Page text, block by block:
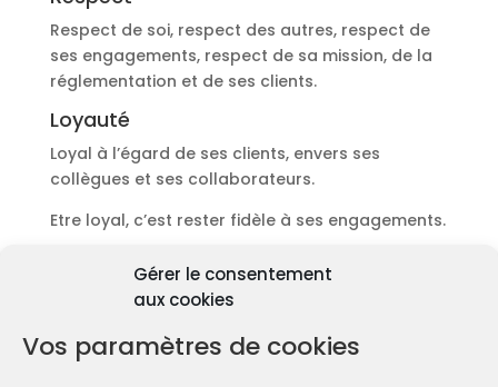
Gérer le consentement
aux cookies
Vos paramètres de cookies
Respect de soi, respect des autres, respect de
ses engagements, respect de sa mission, de la
réglementation et de ses clients.
Loyauté
Loyal à l’égard de ses clients, envers ses
collègues et ses collaborateurs.
Etre loyal, c’est rester fidèle à ses engagements.
Découvrir les diagnostics
Pourquoi les diagnostics
immobiliers sont
obligatoires ?